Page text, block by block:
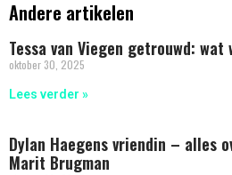
Andere artikelen
Tessa van Viegen getrouwd: wat
oktober 30, 2025
Lees verder »
Dylan Haegens vriendin – alles
Marit Brugman